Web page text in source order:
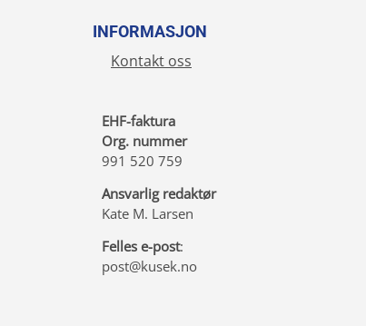
INFORMASJON
Kontakt oss
EHF-faktura
Org. nummer
991 520 759
Ansvarlig redaktør
Kate M. Larsen
Felles e-post:
post@kusek.no